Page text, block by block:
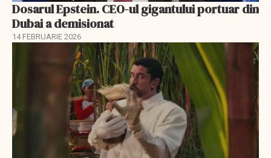
Dosarul Epstein. CEO-ul gigantului portuar din
Dubai a demisionat
14 FEBRUARIE 2026